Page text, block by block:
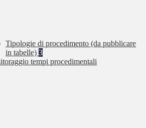
Tipologie di procedimento (da pubblicare
in tabelle) 3
tempi procedimentali